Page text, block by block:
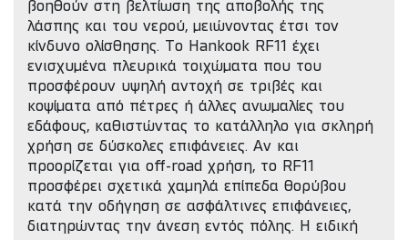
βοηθούν στη βελτίωση της αποβολής της
λάσπης και του νερού, μειώνοντας έτσι τον
κίνδυνο ολίσθησης. Το Hankook RF11 έχει
ενισχυμένα πλευρικά τοιχώματα που του
προσφέρουν υψηλή αντοχή σε τριβές και
κοψίματα από πέτρες ή άλλες ανωμαλίες του
εδάφους, καθιστώντας το κατάλληλο για σκληρή
χρήση σε δύσκολες επιφάνειες. Αν και
προορίζεται για off-road χρήση, το RF11
προσφέρει σχετικά χαμηλά επίπεδα θορύβου
κατά την οδήγηση σε ασφάλτινες επιφάνειες,
διατηρώντας την άνεση εντός πόλης. Η ειδική